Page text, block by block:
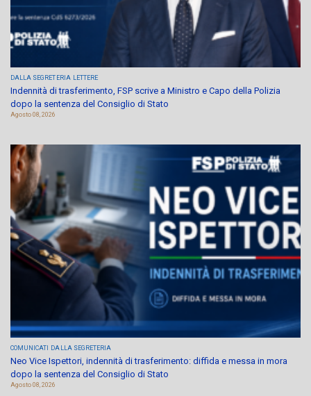
DALLA SEGRETERIA LETTERE
Indennità di trasferimento, FSP scrive a Ministro e Capo della Polizia
dopo la sentenza del Consiglio di Stato
Agosto 08, 2026
COMUNICATI DALLA SEGRETERIA
Neo Vice Ispettori, indennità di trasferimento: diffida e messa in mora
dopo la sentenza del Consiglio di Stato
Agosto 08, 2026